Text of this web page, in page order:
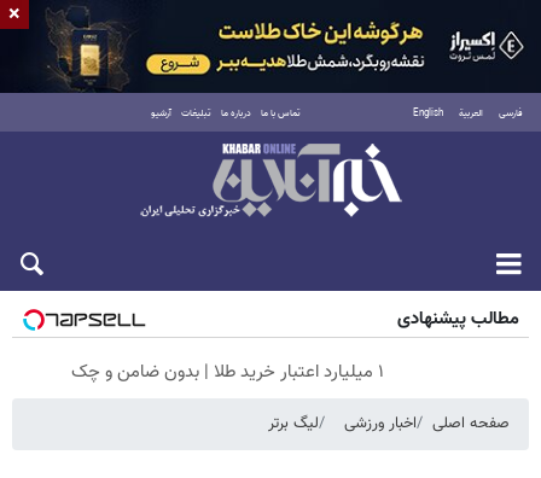
فارسی العربية English تماس با ما درباره ما تبلیغات آرشیو
جمعه ۱۶ مرداد ۱۴۰۵
مطالب پیشنهادی
۱ میلیارد اعتبار خرید طلا | بدون ضامن و چک
صفحه اصلی اخبار ورزشی لیگ برتر
×